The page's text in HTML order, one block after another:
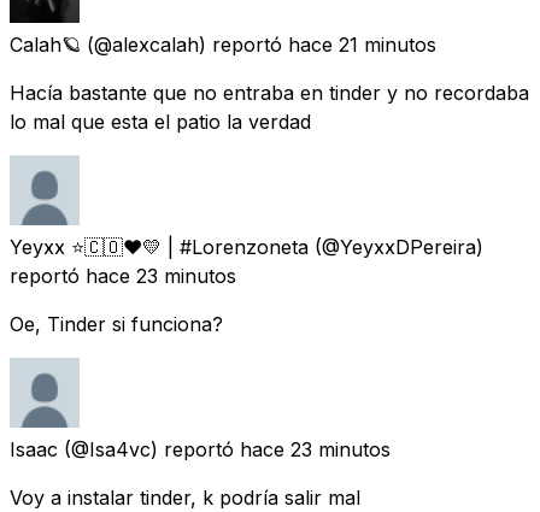
Calah🪐 (@alexcalah) reportó hace 21 minutos
Hacía bastante que no entraba en tinder y no recordaba
lo mal que esta el patio la verdad
Yeyxx ⭐🇨🇴❤️💛 | #Lorenzoneta (@YeyxxDPereira)
reportó hace 23 minutos
Oe, Tinder si funciona?
Isaac (@Isa4vc) reportó hace 23 minutos
Voy a instalar tinder, k podría salir mal